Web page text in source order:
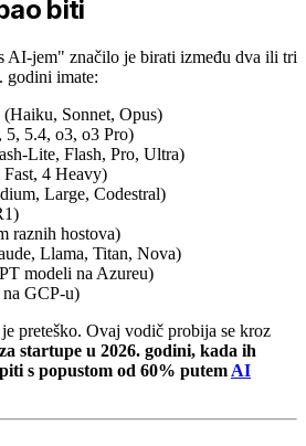
biti
AI-jem" značilo je birati između dva ili tri
godini imate:
(Haiku, Sonnet, Opus)
5, 5.4, o3, o3 Pro)
Lite, Flash, Pro, Ultra)
4 Heavy)
Large, Codestral)
raznih hostova)
Llama, Titan, Nova)
modeli na Azureu)
GCP-u)
preteško. Ovaj vodič probija se kroz
startupe u 2026. godini, kada ih
s popustom od 60% putem AI